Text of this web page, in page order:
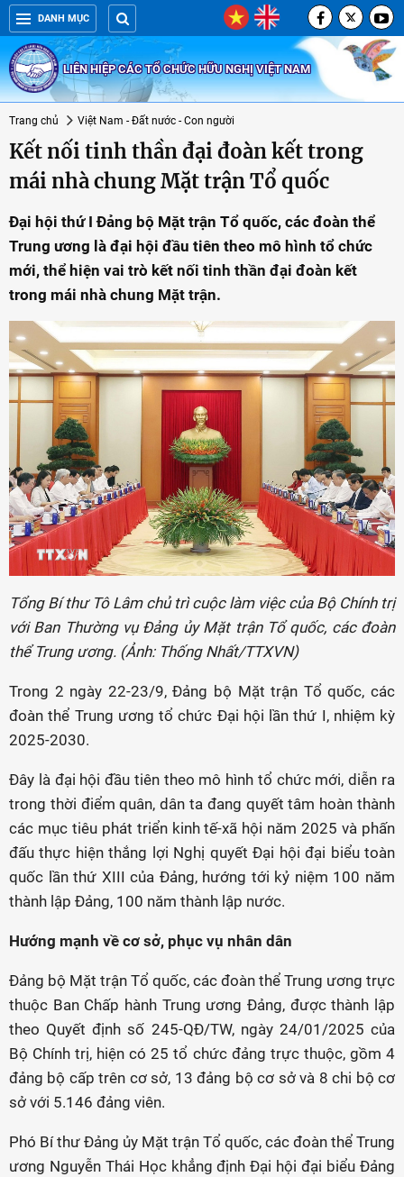
DANH MỤC
LIÊN HIỆP CÁC TỔ CHỨC HỮU NGHỊ VIỆT NAM
Trang chủ Việt Nam - Đất nước - Con người
Kết nối tinh thần đại đoàn kết trong
mái nhà chung Mặt trận Tổ quốc
Đại hội thứ I Đảng bộ Mặt trận Tổ quốc, các đoàn thể
Trung ương là đại hội đầu tiên theo mô hình tổ chức
mới, thể hiện vai trò kết nối tinh thần đại đoàn kết
trong mái nhà chung Mặt trận.
Tổng Bí thư Tô Lâm chủ trì cuộc làm việc của Bộ Chính trị
với Ban Thường vụ Đảng ủy Mặt trận Tổ quốc, các đoàn
thể Trung ương. (Ảnh: Thống Nhất/TTXVN)
Trong 2 ngày 22-23/9, Đảng bộ Mặt trận Tổ quốc, các
đoàn thể Trung ương tổ chức Đại hội lần thứ I, nhiệm kỳ
2025-2030.
Đây là đại hội đầu tiên theo mô hình tổ chức mới, diễn ra
trong thời điểm quân, dân ta đang quyết tâm hoàn thành
các mục tiêu phát triển kinh tế-xã hội năm 2025 và phấn
đấu thực hiện thắng lợi Nghị quyết Đại hội đại biểu toàn
quốc lần thứ XIII của Đảng, hướng tới kỷ niệm 100 năm
thành lập Đảng, 100 năm thành lập nước.
Hướng mạnh về cơ sở, phục vụ nhân dân
Đảng bộ Mặt trận Tổ quốc, các đoàn thể Trung ương trực
thuộc Ban Chấp hành Trung ương Đảng, được thành lập
theo Quyết định số 245-QĐ/TW, ngày 24/01/2025 của
Bộ Chính trị, hiện có 25 tổ chức đảng trực thuộc, gồm 4
đảng bộ cấp trên cơ sở, 13 đảng bộ cơ sở và 8 chi bộ cơ
sở với 5.146 đảng viên.
Phó Bí thư Đảng ủy Mặt trận Tổ quốc, các đoàn thể Trung
ương Nguyễn Thái Học khẳng định Đại hội đại biểu Đảng